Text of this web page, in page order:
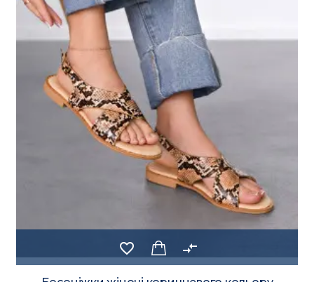
favorite_border compare_arrows